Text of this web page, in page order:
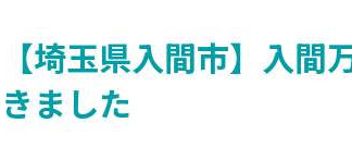
【埼玉県入間市】入
きました